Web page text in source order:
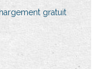
gratuit